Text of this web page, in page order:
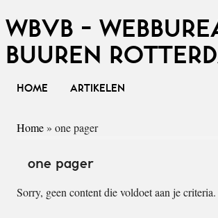
WBVB -
BUUREN
HOME ARTIKELEN
Home » one pager
one pager
Sorry, geen content die voldoet aan je criteria.